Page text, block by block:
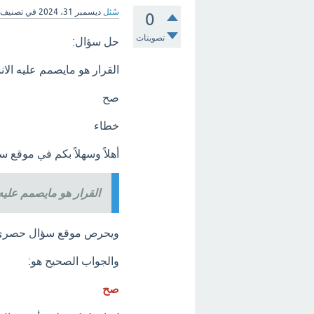
0
تصويتات
سُئل ديسمبر 31، 2024 في
حل سؤال:
القرار هو مايصمم عليه
صح
خطاء
أهلاً وسهلاً بكم في
القرار هو مايصمم
ويحرص موقع سؤال حصري
والجواب الصحيح هو:
صح